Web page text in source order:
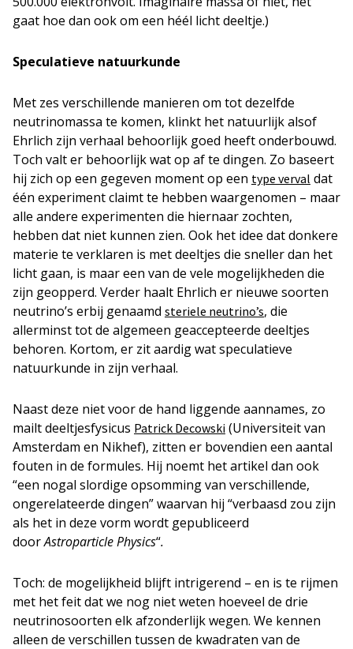
gaat hoe dan ook om een héél licht deeltje.)
Speculatieve natuurkunde
Met zes verschillende manieren om tot dezelfde
neutrinomassa te komen, klinkt het natuurlijk alsof
Ehrlich zijn verhaal behoorlijk goed heeft onderbouwd.
Toch valt er behoorlijk wat op af te dingen. Zo baseert
hij zich op een gegeven moment op een type verval dat
één experiment claimt te hebben waargenomen – maar
alle andere experimenten die hiernaar zochten,
hebben dat niet kunnen zien. Ook het idee dat donkere
materie te verklaren is met deeltjes die sneller dan het
licht gaan, is maar een van de vele mogelijkheden die
zijn geopperd. Verder haalt Ehrlich er nieuwe soorten
neutrino’s erbij genaamd steriele neutrino’s, die
allerminst tot de algemeen geaccepteerde deeltjes
behoren. Kortom, er zit aardig wat speculatieve
natuurkunde in zijn verhaal.
Naast deze niet voor de hand liggende aannames, zo
mailt deeltjesfysicus Patrick Decowski (Universiteit van
Amsterdam en Nikhef), zitten er bovendien een aantal
fouten in de formules. Hij noemt het artikel dan ook
“een nogal slordige opsomming van verschillende,
ongerelateerde dingen” waarvan hij “verbaasd zou zijn
als het in deze vorm wordt gepubliceerd
doorAstroparticle Physics“.
Toch: de mogelijkheid blijft intrigerend – en is te rijmen
met het feit dat we nog niet weten hoeveel de drie
neutrinosoorten elk afzonderlijk wegen. We kennen
alleen de verschillen tussen de kwadraten van de